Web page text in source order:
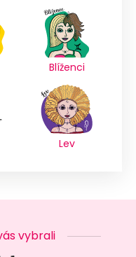
Blíženci
Lev
vybrali